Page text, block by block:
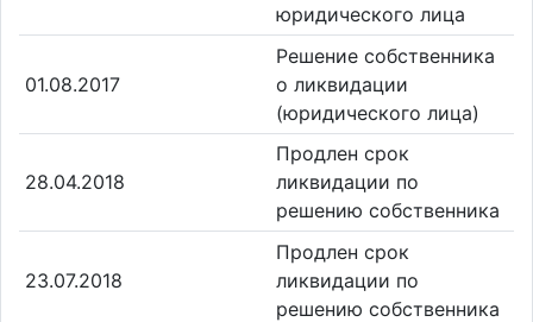
юридического лица
01.08.2017
Решение собственника
о ликвидации
(юридического лица)
28.04.2018
Продлен срок
ликвидации по
решению собственника
23.07.2018
Продлен срок
ликвидации по
решению собственника